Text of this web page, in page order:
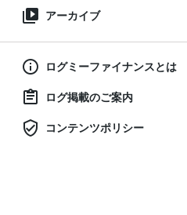
アーカイブ
ログミーファイナンスとは
ログ掲載のご案内
コンテンツポリシー